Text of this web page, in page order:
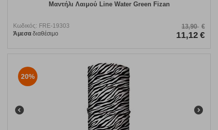
Μαντήλι Λαιμού Line Water Green Fizan
Κωδικός: FRE-19303
Άμεσα διαθέσιμο
13,90 €
11,12 €
20%